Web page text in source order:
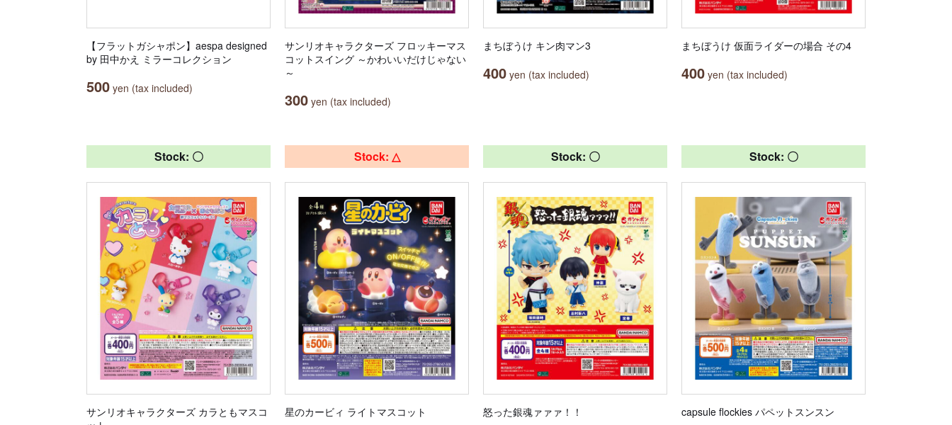
【フラットガシャポン】aespa designed
by 田中かえ ミラーコレクション
500 yen (tax included)
サンリオキャラクターズ フロッキーマス
コットスイング ～かわいいだけじゃない
～
300 yen (tax included)
まちぼうけ キン肉マン3
400 yen (tax included)
まちぼうけ 仮面ライダーの場合 その4
400 yen (tax included)
Stock: 〇
サンリオキャラクターズ カラともマスコ
Stock: △
星のカービィ ライトマスコット
Stock: 〇
怒った銀魂ァァァ！！
Stock: 〇
capsule flockies パペットスンスン